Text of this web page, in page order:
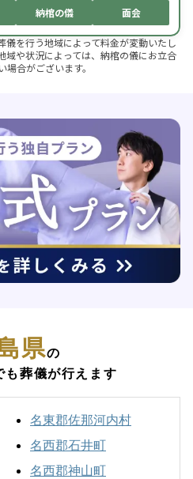
納棺の儀 面会
を行う地域によって料金が変動いたし
や状況によっては、納棺の儀にお立合
場合がございます。
県の
も葬儀が行えます
名東郡佐那河内村
名西郡石井町
名西郡神山町